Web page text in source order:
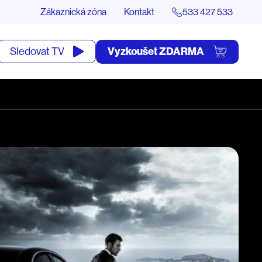
Zákaznická zóna Kontakt 533 427 533
Sledovat TV Vyzkoušet ZDARMA